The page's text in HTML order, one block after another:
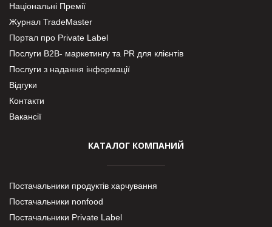
Національні Премії
Журнал TradeMaster
Портал про Private Label
Послуги В2В- маркетингу та PR для клієнтів
Послуги з надання інформації
Відгуки
Контакти
Вакансії
КАТАЛОГ КОМПАНИЙ
Постачальники продуктів харчування
Постачальники nonfood
Постачальники Private Label